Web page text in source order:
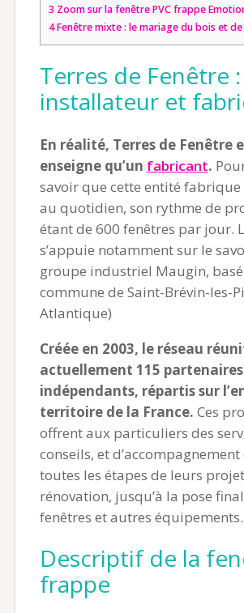
3Zoom sur la fenêtre PVC frappe
4Fenêtre mixte : le mariage du bois et de
Terres de Fenêtre :
installateur et
En réalité, Terres de Fenêtre
enseigne qu’un fabricant.
savoir que cette entité fabrique
au quotidien, son rythme de
étant de 600 fenêtres par jour.
s’appuie notamment sur le
groupe industriel Maugin,
commune de Saint-Brévin-les-
Atlantique)
Créée en 2003, le réseau
actuellement 115 partenaires
indépendants, répartis sur
territoire de la France. Ces
offrent aux particuliers des
conseils, et
toutes les étapes de leurs
rénovation, jusqu’à la pose
fenêtres et autres équipements.
Descriptif de la
frappe